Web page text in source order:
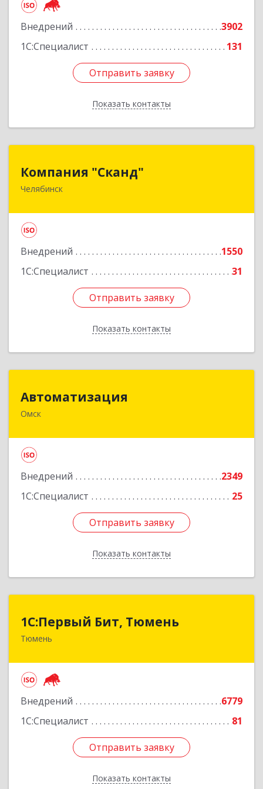
Внедрений
3902
1С:Специалист
131
Отправить заявку
Показать контакты
Подробнее
Отправить заявку
Назад
Компания "Сканд"
Челябинск
Внедрений
1550
1С:Специалист
31
Отправить заявку
Показать контакты
Отправить заявку
Назад
Автоматизация
Омск
Внедрений
2349
1С:Специалист
25
Отправить заявку
Показать контакты
644024, Омская обл, Омск г, Маршала Жукова
Отправить заявку
Назад
1С:Первый Бит, Тюмень
Тюмень
Внедрений
6779
1С:Специалист
81
Отправить заявку
Показать контакты
1С:Первый Бит, Тюмень
625000, Тюменская обл, Тюмень г, Республики
Отправить заявку
Назад